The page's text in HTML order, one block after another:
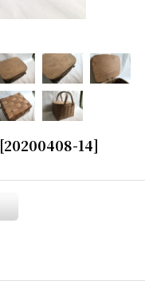
[20200408-14]